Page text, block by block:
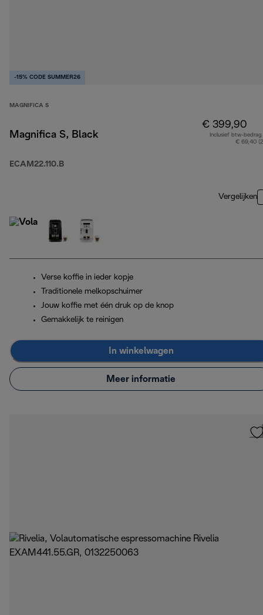
-15% CODE SUMMER26
MAGNIFICA S
Magnifica S, Black
ECAM22.110.B
€ 399,90
Inclusief btw-bedrag
€ 69,40
Vergelijken
Verse koffie in ieder kopje
Traditionele melkopschuimer
Jouw koffie met één druk op de knop
Gemakkelijk te reinigen
In winkelwagen
Meer informatie